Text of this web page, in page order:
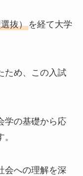
抜）を経て大学
ため、この入試
学の基礎から応
会への理解を深